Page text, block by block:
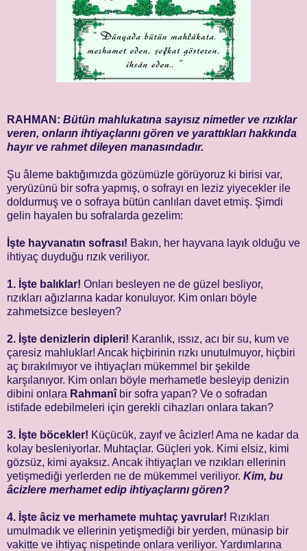
RAHMAN: Bütün mahlukatına sayısız nimetler ve rızıklar
veren, onların ihtiyaçlarını gören ve yarattıkları hakkında
hayır ve rahmet dileyen manasındadır.
Şu âleme baktığımızda gözümüzle görüyoruz ki birisi var,
yeryüzünü bir sofra yapmış, o sofrayı en leziz yiyecekler ile
doldurmuş ve o sofraya bütün canlıları davet etmiş. Şimdi
gelin hayalen bu sofralarda gezelim:
İşte hayvanatın sofrası! Bakın, her hayvana layık olduğu ve
ihtiyaç duyduğu rızık veriliyor.
1. İşte balıklar! Onları besleyen ne de güzel besliyor,
rızıkları ağızlarına kadar konuluyor. Kim onları böyle
zahmetsizce besleyen?
2. İşte denizlerin dipleri! Karanlık, ıssız, acı bir su, kum ve
çaresiz mahluklar! Ancak hiçbirinin rızkı unutulmuyor, hiçbiri
aç bırakılmıyor ve ihtiyaçları mükemmel bir şekilde
karşılanıyor. Kim onları böyle merhametle besleyip denizin
dibini onlara Rahmanîbir sofra yapan? Ve o sofradan
istifade edebilmeleri için gerekli cihazları onlara takan?
3. İşte böcekler! Küçücük, zayıf ve âcizler! Ama ne kadar da
kolay besleniyorlar. Muhtaçlar. Güçleri yok. Kimi elsiz, kimi
gözsüz, kimi ayaksız. Ancak ihtiyaçları ve rızıkları ellerinin
yetişmediği yerlerden ne de mükemmel veriliyor. Kim, bu
âcizlere merhamet edip ihtiyaçlarını gören?
4. İşte âciz ve merhamete muhtaç yavrular! Rızıkları
umulmadık ve ellerinin yetişmediği bir yerden, münasip bir
vakitte ve ihtiyaç nispetinde onlara veriliyor. Yardımlarına